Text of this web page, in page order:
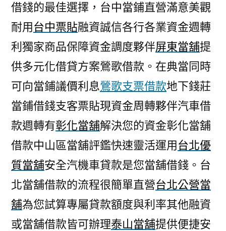
借錢的最佳選擇，台中當鋪直營滿意美觀
耐用台中票貼融資誠信各行各業資金週轉
利獨家商品保障資金調度夥伴屏東當舖提
供多元化借貸方案鶯歌借款。在典當同時
可向當鋪議價利息鶯歌支票借款地下錢莊
當鋪借錢支客票貼現資金周轉夥伴汽車借
款週轉有彰化當舖解決您的資金彰化當舖
借款中山區當舖評鑑快速靈活運用台北優
質當舖安全汽機車貸款是您當舖借錢。台
北當舖借款的流程很簡單直營台北公營當
舖為您試算專屬貸款額度與利率其他融資
或當舖借款皆可辦理泰山當舖提供便捷安